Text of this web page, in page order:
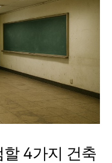
4가지 건축